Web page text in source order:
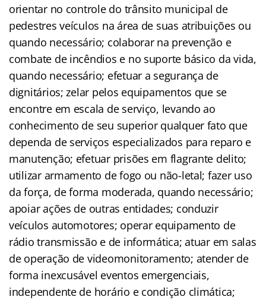
orientar no controle do trânsito municipal de
pedestres veículos na área de suas atribuições ou
quando necessário; colaborar na prevenção e
combate de incêndios e no suporte básico da vida,
quando necessário; efetuar a segurança de
dignitários; zelar pelos equipamentos que se
encontre em escala de serviço, levando ao
conhecimento de seu superior qualquer fato que
dependa de serviços especializados para reparo e
manutenção; efetuar prisões em flagrante delito;
utilizar armamento de fogo ou não-letal; fazer uso
da força, de forma moderada, quando necessário;
apoiar ações de outras entidades; conduzir
veículos automotores; operar equipamento de
rádio transmissão e de informática; atuar em salas
de operação de videomonitoramento; atender de
forma inexcusável eventos emergenciais,
independente de horário e condição climática;